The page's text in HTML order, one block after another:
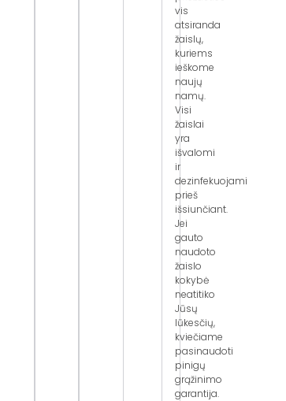
vis
atsiranda
žaislų,
kuriems
ieškome
naujų
namų.
Visi
žaislai
yra
išvalomi
ir
dezinfekuojami
prieš
išsiunčiant.
Jei
gauto
naudoto
žaislo
kokybė
neatitiko
Jūsų
lūkesčių,
kviečiame
pasinaudoti
pinigų
grąžinimo
garantija.